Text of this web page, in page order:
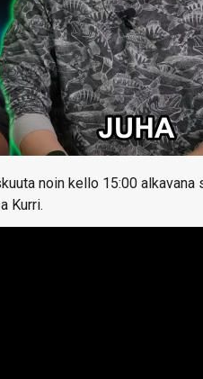
noin kello 15:00
Kurri.